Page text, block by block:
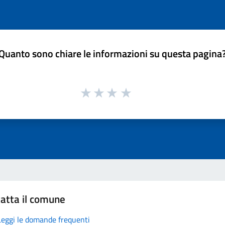
sono chiare le informazioni su questa
il comune
le domande frequenti